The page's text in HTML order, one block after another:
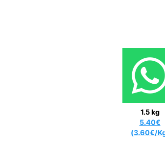
1.5 kg
5.40€
(3.60€/